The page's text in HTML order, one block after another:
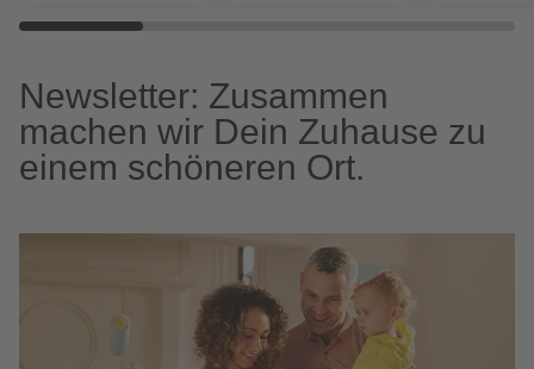
Newsletter: Zusammen
machen wir Dein Zuhause zu
einem schöneren Ort.